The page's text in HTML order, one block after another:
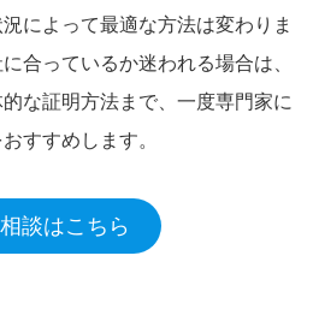
によって最適な方法は変わりま
合っているか迷われる場合は、
な証明方法まで、一度専門家に
すすめします。
談はこちら